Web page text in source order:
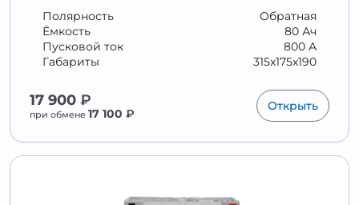
Обратная
Полярность
80 Ач
Ёмкость
800 А
Пусковой ток
315x175x190
Габариты
17 900 ₽
при обмене 17 100 ₽
Открыть